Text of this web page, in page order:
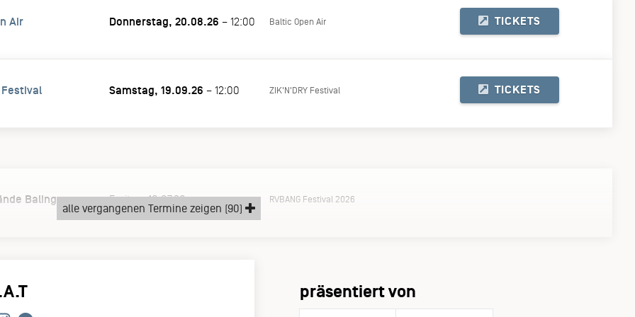
Air Donnerstag, 20.08.26 – 12:00 Baltic Open Air TICKETS
Festival Samstag, 19.09.26 – 12:00 ZIK'N'DRY Festival TICKETS
Balingen Freitag, 10.07.26 RVBANG Festival 2026
alle vergangenen Termine zeigen (90)
präsentiert von